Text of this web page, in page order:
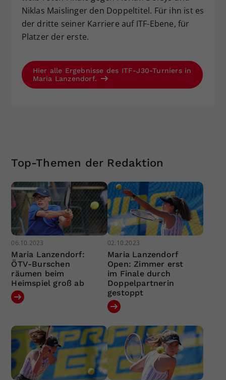
Niklas Maislinger den Doppeltitel. Für ihn ist es
der dritte seiner Karriere auf ITF-Ebene, für
Platzer der erste.
Hier alle Ergebnisse des ITF-J30-Turniers in
Maria Lanzendorf.
Top-Themen der Redaktion
06.10.2023
Maria Lanzendorf:
ÖTV-Burschen
räumen beim
Heimspiel groß ab
02.10.2023
Maria Lanzendorf
Open: Zimmer erst
im Finale durch
Doppelpartnerin
gestoppt